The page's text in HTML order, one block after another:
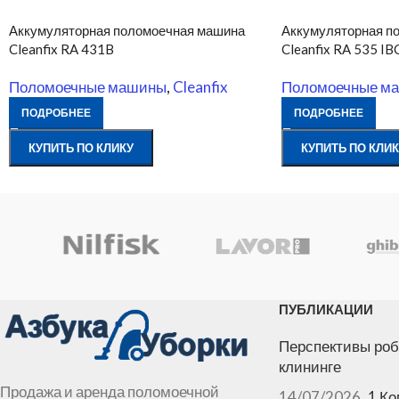
Аккумуляторная поломоечная машина
Cleanfix RA 431B
Поломоечные машины, Cleanfix
ПОДРОБНЕЕ
КУПИТЬ ПО КЛИКУ
Аккумуляторная
Cleanfix RA 535
Поломоечные
ПОДРОБНЕЕ
КУПИТЬ ПО
Продажа и аренда поломоечной
ПУБЛИКАЦИИ
Перспективы
клининге